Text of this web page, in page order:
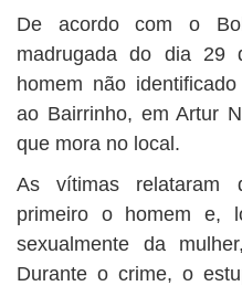
De acordo com o
madrugada do dia 29
homem não
ao Bairrinho, em Artur
que mora no local.
As vítimas relataram
primeiro o homem e,
sexualmente da
Durante o crime, o